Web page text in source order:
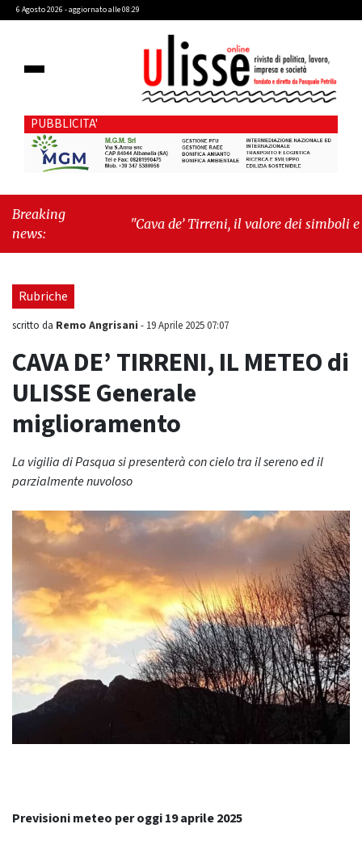
6 Agosto 2026 - aggiornato alle 08:29
PUBBLICITA'
Breaking
news:
"Cava de’ Tirreni, il valore dei simboli e la
Rubriche
scritto da Remo Angrisani - 19 Aprile 2025 07:07
CAVA DE’ TIRRENI, IL METEO di
ULISSE Generale
miglioramento
La vigilia di Pasqua si presenterà con cielo tra il sereno ed il
parzialmente nuvoloso
Previsioni meteo per oggi 19 aprile 2025